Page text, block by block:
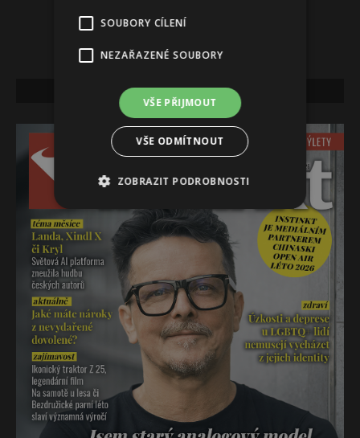
NEJNOVĚJŠÍ VYDÁNÍ
SOUBORY CÍLENÍ
NEZAŘAZENÉ SOUBORY
VŠE PŘIJMOUT
VŠE ODMÍTNOUT
ZOBRAZIT PODROBNOSTI